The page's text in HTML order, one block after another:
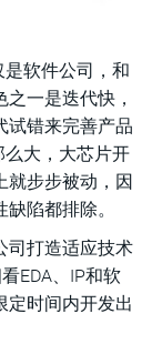
是软件公司，和
一是迭代快，
试错来完善产品
么大，大芯片开
就步步被动，因
陷都排除。
司打造适应技术
EDA、IP和软
定时间内开发出